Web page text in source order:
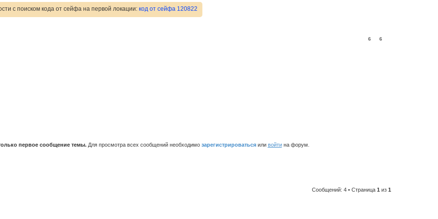
с поиском кода от сейфа на первой локации: код от сейфа 120822
6
6
первое сообщение темы.Для просмотра всех сообщений необходимо зарегистрироватьсяили войтина форум.
Сообщений: 4 • Страница 1 из 1